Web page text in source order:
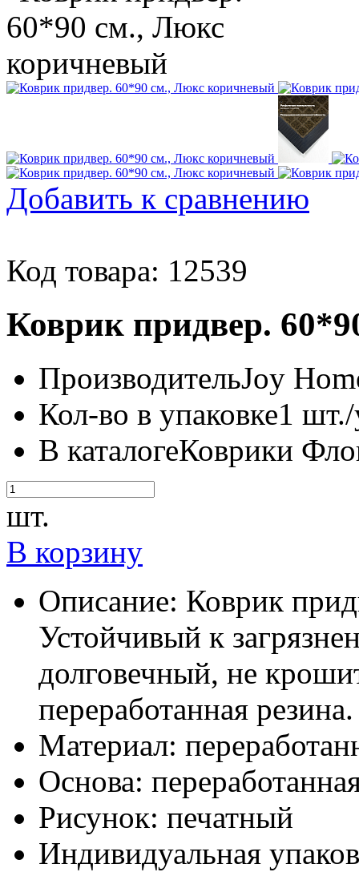
Добавить к сравнению
Код товара: 12539
Коврик придвер.
ПроизводительJoy
Кол-во в упаковке1
В каталогеКоврики
шт.
В корзину
Описание: Коврик
Устойчивый к
долговечный, не
переработанная
Материал:
Основа:
Рисунок: печатный
Индивидуальная